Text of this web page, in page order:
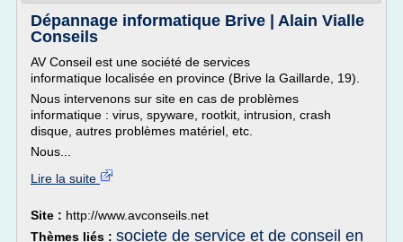
Dépannage informatique Brive | Alain Vialle
Conseils
AV Conseil est une société de services
informatique localisée en province (Brive la Gaillarde, 19).
Nous intervenons sur site en cas de problèmes
informatique : virus, spyware, rootkit, intrusion, crash
disque, autres problèmes matériel, etc.
Nous...
Lire la suite
Site : http://www.avconseils.net
Thèmes liés : societe de service et de conseil en